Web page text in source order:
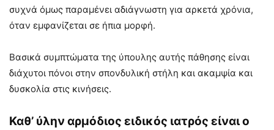
συχνά όμως παραμένει αδιάγνωστη για αρκετά χρόνια,
όταν εμφανίζεται σε ήπια μορφή.
Βασικά συμπτώματα της ύπουλης αυτής πάθησης είναι
διάχυτοι πόνοι στην σπονδυλική στήλη και ακαμψία και
δυσκολία στις κινήσεις.
Καθ’ ύλην αρμόδιος ειδικός ιατρός είναι ο